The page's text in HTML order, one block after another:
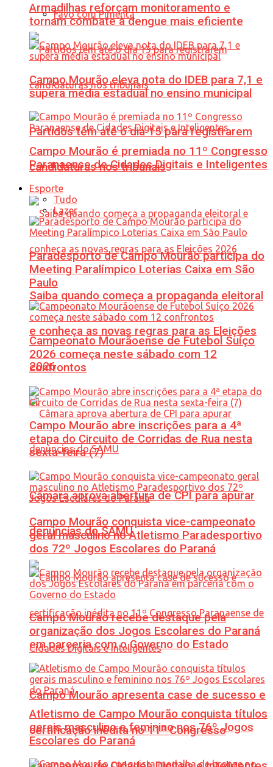
Favo com Pimenta
Partidos têm até o dia 15 para registrarem
candidaturas nos tribunais
Saiba quando começa a propaganda eleitoral
e conheça as novas regras para as Eleições
2026
Câmara aprova abertura de CPI para apurar
denúncias do SAMU
Campo Mourão apresenta case de sucesso e
certificação inédita no 11º Congresso
Armadilhas reforçam monitoramento e
tornam combate à dengue mais eficiente
Campo Mourão eleva nota do IDEB para 7,1 e
supera média estadual no ensino municipal
Campo Mourão é premiada no 11º Congresso
Paranaense de Cidades Digitais e Inteligentes
Esporte
Tudo
Lazer
Paradesporto de Campo Mourão participa do
Meeting Paralímpico Loterias Caixa em São
Paulo
Campeonato Mourãoense de Futebol Suíço
2026 começa neste sábado com 12
confrontos
Campo Mourão abre inscrições para a 4ª
etapa do Circuito de Corridas de Rua nesta
sexta-feira (7)
Campo Mourão conquista vice-campeonato
geral masculino no Atletismo Paradesportivo
dos 72º Jogos Escolares do Paraná
Campo Mourão recebe destaque pela
organização dos Jogos Escolares do Paraná
em parceria com o Governo do Estado
Atletismo de Campo Mourão conquista títulos
gerais masculino e feminino nos 76º Jogos
Escolares do Paraná